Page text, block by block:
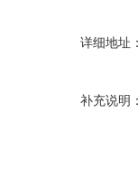
详细地址
补充说明